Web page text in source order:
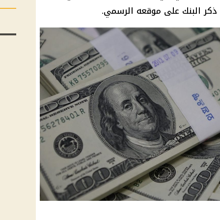
البنك على موقعه الرسمي.